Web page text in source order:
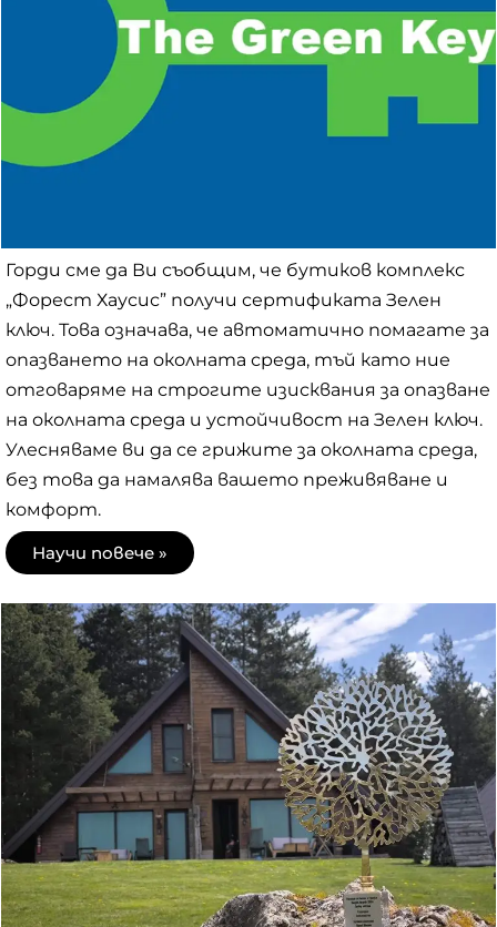
Горди сме да Ви съобщим, че бутиков комплекс
„Форест Хаусис” получи сертификата Зелен
ключ. Това означава, че автоматично помагате за
опазването на околната среда, тъй като ние
отговаряме на строгите изисквания за опазване
на околната среда и устойчивост на Зелен ключ.
Улесняваме ви да се грижите за околната среда,
без това да намалява вашето преживяване и
комфорт.
Научи повече »